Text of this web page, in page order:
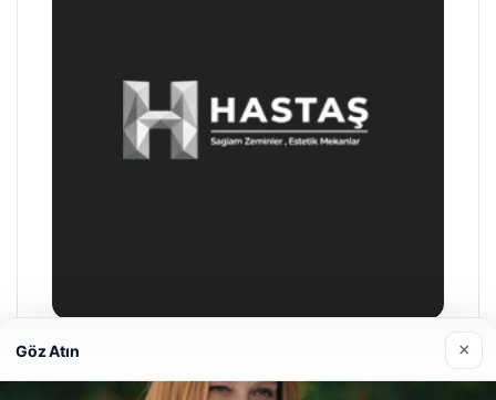
Nisan 29, 2026
Göz Atın ×